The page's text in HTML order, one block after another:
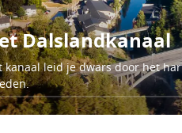
Dalslandkanaal
kanaal leid je dwars door het